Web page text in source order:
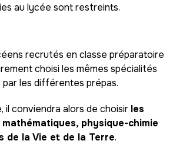
au lycée sont restreints.
recrutés en classe préparatoire
choisi les mêmes spécialités
les différentes prépas.
il conviendra alors de choisir les
physique-chimie
de la Vie et de la Terre.